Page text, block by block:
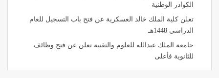
الكوادر الوطنية
تعلن كلية الملك خالد العسكرية عن فتح باب التسجيل للعام
الدراسي 1448هـ
جامعة الملك عبدالله للعلوم والتقنية تعلن عن فتح وظائف
للثانوية فأعلى